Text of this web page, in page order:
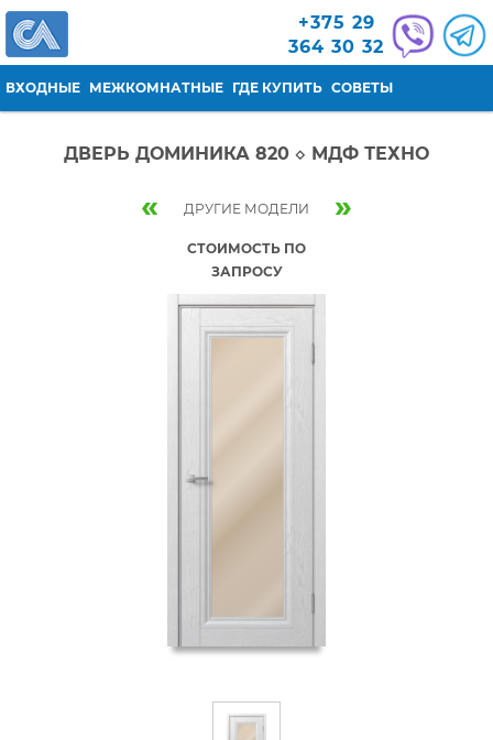
Перейти к основному содержанию+375 29
364 30 32
ВХОДНЫЕ МЕЖКОМНАТНЫЕ ГДЕ КУПИТЬ СОВЕТЫ
ДВЕРЬ ДОМИНИКА 820 ◇ МДФ ТЕХНО
« ДРУГИЕ МОДЕЛИ »
СТОИМОСТЬ ПО
ЗАПРОСУ